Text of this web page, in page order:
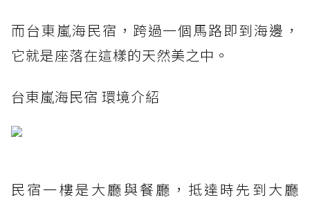
而台東嵐海民宿，跨過一個馬路即到海邊，
它就是座落在這樣的天然美之中。
台東嵐海民宿 環境介紹
民宿一樓是大廳與餐廳，抵達時先到大廳